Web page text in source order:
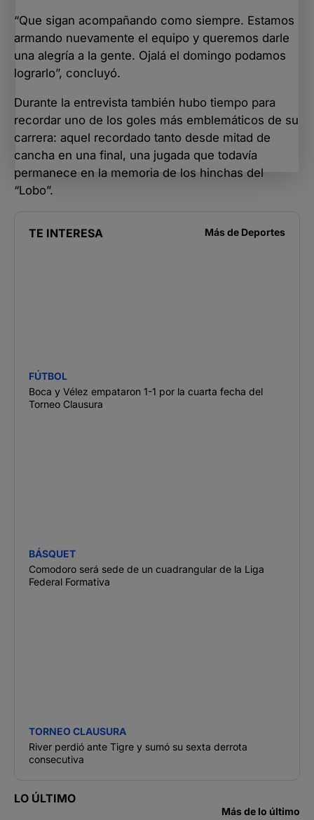
“Que sigan acompañando como siempre. Estamos
armando nuevamente el equipo y queremos darle
una alegría a la gente. Ojalá el domingo podamos
lograrlo”, concluyó.
Durante la entrevista también hubo tiempo para
recordar uno de los goles más emblemáticos de su
carrera: aquel recordado tanto desde mitad de
cancha en una final, una jugada que todavía
permanece en la memoria de los hinchas del
“Lobo”.
TE INTERESA Más de Deportes
FÚTBOL
Boca y Vélez empataron 1-1 por la cuarta fecha del
Torneo Clausura
BÁSQUET
Comodoro será sede de un cuadrangular de la Liga
Federal Formativa
TORNEO CLAUSURA
River perdió ante Tigre y sumó su sexta derrota
consecutiva
LO ÚLTIMO
Más de lo último